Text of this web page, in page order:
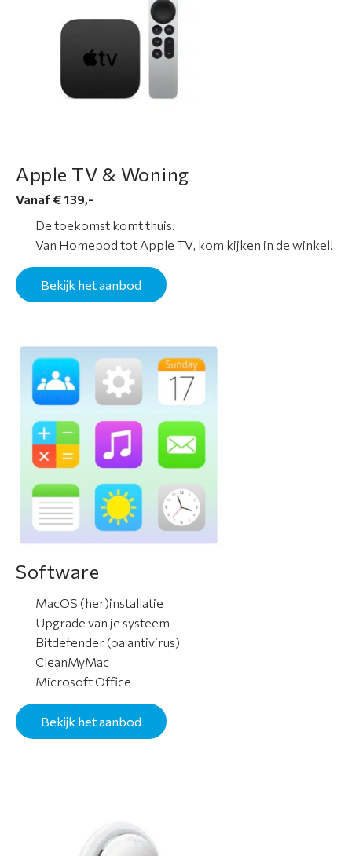
Apple TV & Woning
Vanaf € 139,-
De toekomst komt thuis.
Van Homepod tot Apple TV, kom kijken in de winkel!
Bekijk het aanbod
Software
MacOS (her)installatie
Upgrade van je systeem
Bitdefender (oa antivirus)
CleanMyMac
Microsoft Office
Bekijk het aanbod